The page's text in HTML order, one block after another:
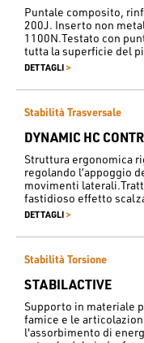
Puntale composito,
200J. Inserto non
1100N.Testato con
tutta la superficie del
DETTAGLI >
Stabilità Trasversale
DYNAMIC HC
Struttura ergonomica
regolando l’appoggio
movimenti
fastidioso effetto
DETTAGLI >
Stabilità Torsione
STABILACTIVE
Supporto in materiale
famice e le
l'assorbimento di